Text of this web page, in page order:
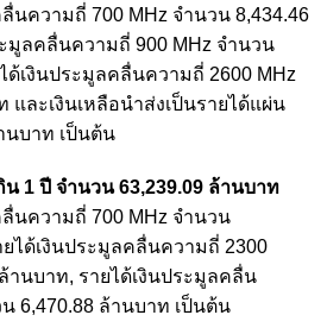
นความถี่่ 700 MHz จำนวน 8,434.46
มูลคลื่นความถี่ 900 MHz จำนวน
ด้เงินประมูลคลื่นความถี่ 2600 MHz
และเงินเหลือนำส่งเป็นรายได้แผ่น
นบาท เป็นต้น
1 ปี จำนวน 63,239.09 ล้านบาท
นความถี่ 700 MHz จำนวน
ได้เงินประมูลคลื่นความถี่ 2300
านบาท, รายได้เงินประมูลคลื่น
6,470.88 ล้านบาท เป็นต้น